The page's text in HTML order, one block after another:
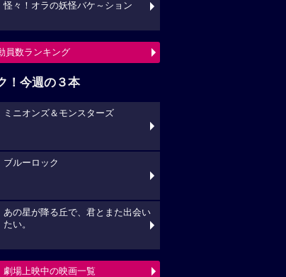
怪々！オラの妖怪バケ～ション
員数ランキング
！今週の３本
ミニオンズ＆モンスターズ
ブルーロック
あの星が降る丘で、君とまた出会い
たい。
劇場上映中の映画一覧